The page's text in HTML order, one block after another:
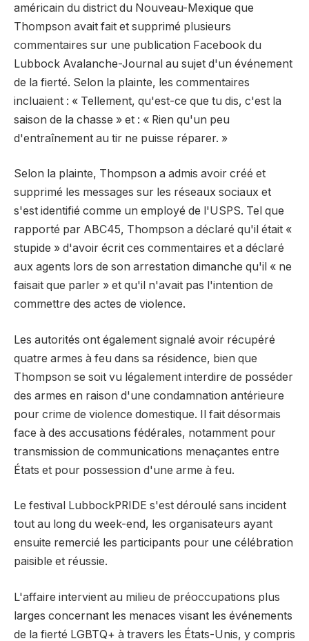
américain du district du Nouveau-Mexique que
Thompson avait fait et supprimé plusieurs
commentaires sur une publication Facebook du
Lubbock Avalanche-Journal au sujet d'un événement
de la fierté. Selon la plainte, les commentaires
incluaient : « Tellement, qu'est-ce que tu dis, c'est la
saison de la chasse » et : « Rien qu'un peu
d'entraînement au tir ne puisse réparer. »
Selon la plainte, Thompson a admis avoir créé et
supprimé les messages sur les réseaux sociaux et
s'est identifié comme un employé de l'USPS. Tel que
rapporté par ABC45, Thompson a déclaré qu'il était «
stupide » d'avoir écrit ces commentaires et a déclaré
aux agents lors de son arrestation dimanche qu'il « ne
faisait que parler » et qu'il n'avait pas l'intention de
commettre des actes de violence.
Les autorités ont également signalé avoir récupéré
quatre armes à feu dans sa résidence, bien que
Thompson se soit vu légalement interdire de posséder
des armes en raison d'une condamnation antérieure
pour crime de violence domestique. Il fait désormais
face à des accusations fédérales, notamment pour
transmission de communications menaçantes entre
États et pour possession d'une arme à feu.
Le festival LubbockPRIDE s'est déroulé sans incident
tout au long du week-end, les organisateurs ayant
ensuite remercié les participants pour une célébration
paisible et réussie.
L'affaire intervient au milieu de préoccupations plus
larges concernant les menaces visant les événements
de la fierté LGBTQ+ à travers les États-Unis, y compris